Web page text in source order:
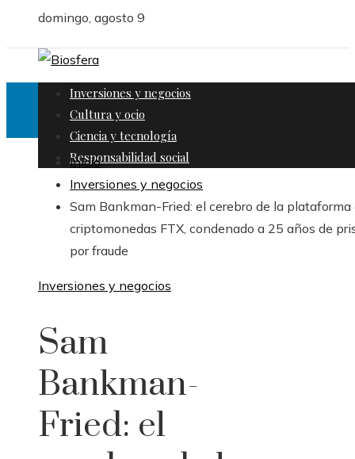
domingo, agosto 9
Inversiones y negocios
Cultura y ocio
Ciencia y tecnología
Responsabilidad social
Inicio
Inversiones y negocios
Sam Bankman-Fried: el cerebro de la plataforma
criptomonedas FTX, condenado a 25 años de
por fraude
Inversiones y negocios
Sam
Bankman-
Fried: el